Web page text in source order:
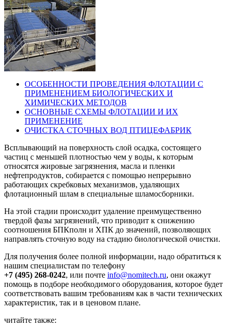
ОСОБЕННОСТИ ПРОВЕДЕНИЯ ФЛОТАЦИИ С
ПРИМЕНЕНИЕМ БИОЛОГИЧЕСКИХ И
ХИМИЧЕСКИХ МЕТОДОВ
ОСНОВНЫЕ СХЕМЫ ФЛОТАЦИИ И ИХ
ПРИМЕНЕНИЕ
ОЧИСТКА СТОЧНЫХ ВОД ПТИЦЕФАБРИК
Всплывающий на поверхность слой осадка, состоящего
частиц с меньшей плотностью чем у воды, к которым
относятся жировые загрязнения, масла и пленки
нефтепродуктов, собирается с помощью непрерывно
работающих скребковых механизмов, удаляющих
флотационный шлам в специальные шламосборники.
На этой стадии происходит удаление преимущественно
твердой фазы загрязнений, что приводит к снижению
соотношения БПКполн и ХПК до значений, позволяющих
направлять сточную воду на стадию биологической очистки.
Для получения более полной информации, надо обратиться к
нашим специалистам по телефону
+7 (495) 268-0242, или почте info@nomitech.ru, они окажут
помощь в подборе необходимого оборудования, которое будет
соответствовать вашим требованиям как в части технических
характеристик, так и в ценовом плане.
читайте также: